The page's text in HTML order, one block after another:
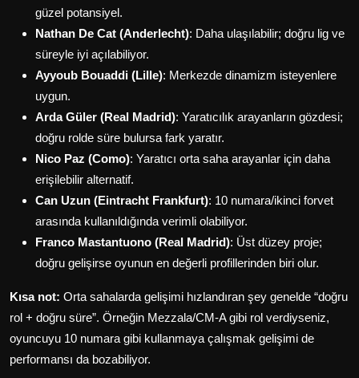
güzel potansiyel.
Nathan De Cat (Anderlecht): Daha ulaşılabilir; doğru lig ve
süreyle iyi açılabiliyor.
Ayyoub Bouaddi (Lille): Merkezde dinamizm isteyenlere
uygun.
Arda Güler (Real Madrid): Yaratıcılık arayanların gözdesi;
doğru rolde süre bulursa fark yaratır.
Nico Paz (Como): Yaratıcı orta saha arayanlar için daha
erişilebilir alternatif.
Can Uzun (Eintracht Frankfurt): 10 numara/ikinci forvet
arasında kullanıldığında verimli olabiliyor.
Franco Mastantuono (Real Madrid): Üst düzey proje;
doğru gelişirse oyunun en değerli profillerinden biri olur.
Kısa not: Orta sahalarda gelişimi hızlandıran şey genelde “doğru
rol + doğru süre”. Örneğin Mezzala/CM-A gibi rol verdiyseniz,
oyuncuyu 10 numara gibi kullanmaya çalışmak gelişimi de
performansı da bozabiliyor.